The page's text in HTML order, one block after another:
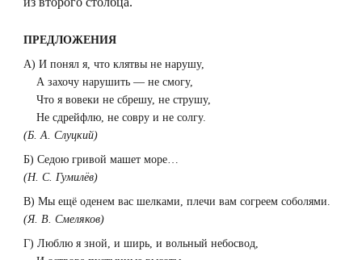
ПРЕДЛОЖЕНИЯ
А) И понял я, что клятвы не нарушу,
А захочу нарушить — не смогу,
Что я вовеки не сбрешу, не струшу,
Не сдрейфлю, не совру и не солгу.
(Б. А. Слуцкий)
Б) Седою гривой машет море…
(Н. С. Гумилёв)
В) Мы ещё оденем вас шелками, плечи вам согреем соболями.
(Я. В. Смеляков)
Г) Люблю я зной, и ширь, и вольный небосвод,